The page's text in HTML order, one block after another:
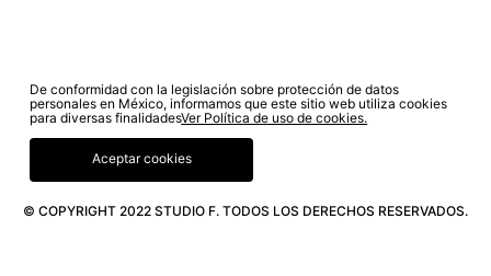
© COPYRIGHT 2022 STUDIO F. TODOS LOS DERECHOS RESERVADOS.
De conformidad con la legislación sobre protección de datos
personales en México, informamos que este sitio web utiliza cookies
para diversas finalidadesVer Política de uso de cookies.
Aceptar cookies